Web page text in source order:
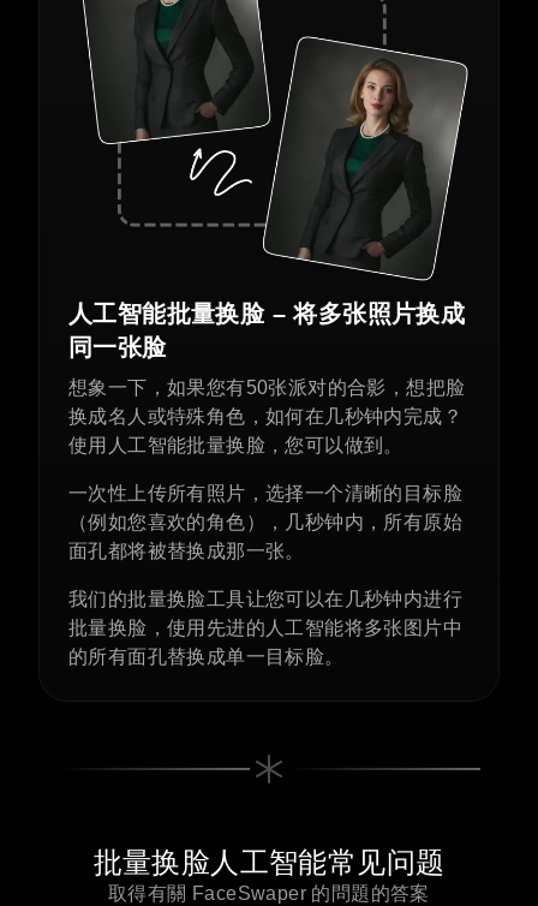
人工智能批量换脸 – 将多张照片换成
同一张脸
想象一下，如果您有50张派对的合影，想把脸
换成名人或特殊角色，如何在几秒钟内完成？
使用人工智能批量换脸，您可以做到。
一次性上传所有照片，选择一个清晰的目标脸
（例如您喜欢的角色），几秒钟内，所有原始
面孔都将被替换成那一张。
我们的批量换脸工具让您可以在几秒钟内进行
批量换脸，使用先进的人工智能将多张图片中
的所有面孔替换成单一目标脸。
批量换脸人工智能常见问题
取得有關 FaceSwaper 的問題的答案